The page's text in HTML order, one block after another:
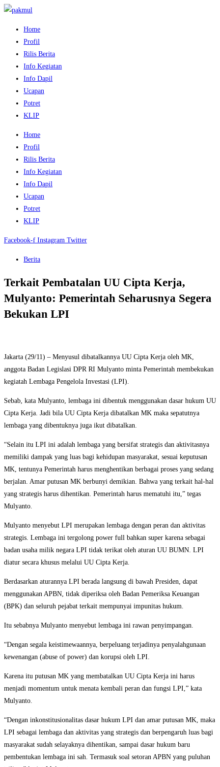
Home
Profil
Rilis Berita
Info Kegiatan
Info Dapil
Ucapan
Potret
KLIP
Home
Profil
Rilis Berita
Info Kegiatan
Info Dapil
Ucapan
Potret
KLIP
Facebook-f Instagram Twitter
Berita
Terkait Pembatalan UU Cipta Kerja,
Mulyanto: Pemerintah Seharusnya Segera
Bekukan LPI
Jakarta (29/11) – Menyusul dibatalkannya UU Cipta Kerja oleh MK,
anggota Badan Legislasi DPR RI Mulyanto minta Pemerintah membekukan
kegiatah Lembaga Pengelola Investasi (LPI).
Sebab, kata Mulyanto, lembaga ini dibentuk menggunakan dasar hukum UU
Cipta Kerja. Jadi bila UU Cipta Kerja dibatalkan MK maka sepatutnya
lembaga yang dibentuknya juga ikut dibatalkan.
“Selain itu LPI ini adalah lembaga yang bersifat strategis dan aktivitasnya
memiliki dampak yang luas bagi kehidupan masyarakat, sesuai keputusan
MK, tentunya Pemerintah harus menghentikan berbagai proses yang sedang
berjalan. Amar putusan MK berbunyi demikian. Bahwa yang terkait hal-hal
yang strategis harus dihentikan. Pemerintah harus mematuhi itu,” tegas
Mulyanto.
Mulyanto menyebut LPI merupakan lembaga dengan peran dan aktivitas
strategis. Lembaga ini tergolong power full bahkan super karena sebagai
badan usaha milik negara LPI tidak terikat oleh aturan UU BUMN. LPI
diatur secara khusus melalui UU Cipta Kerja.
Berdasarkan aturannya LPI berada langsung di bawah Presiden, dapat
menggunakan APBN, tidak diperiksa oleh Badan Pemeriksa Keuangan
(BPK) dan seluruh pejabat terkait mempunyai impunitas hukum.
Itu sebabnya Mulyanto menyebut lembaga ini rawan penyimpangan.
“Dengan segala keistimewaannya, berpeluang terjadinya penyalahgunaan
kewenangan (abuse of power) dan korupsi oleh LPI.
Karena itu putusan MK yang membatalkan UU Cipta Kerja ini harus
menjadi momentum untuk menata kembali peran dan fungsi LPI,” kata
Mulyanto.
“Dengan inkonstitusionalitas dasar hukum LPI dan amar putusan MK, maka
LPI sebagai lembaga dan aktivitas yang strategis dan berpengaruh luas bagi
masyarakat sudah selayaknya dihentikan, sampai dasar hukum baru
pembentukan lembaga ini sah. Termasuk soal setoran APBN yang puluhan